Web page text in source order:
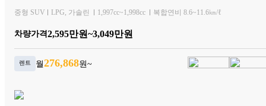
중형 SUV LPG 가솔린 1,997cc~1,998cc 복합연비 8.6~11.6㎞/ℓ
차량가격2,595만원~3,049만원
렌트 월276,868원~